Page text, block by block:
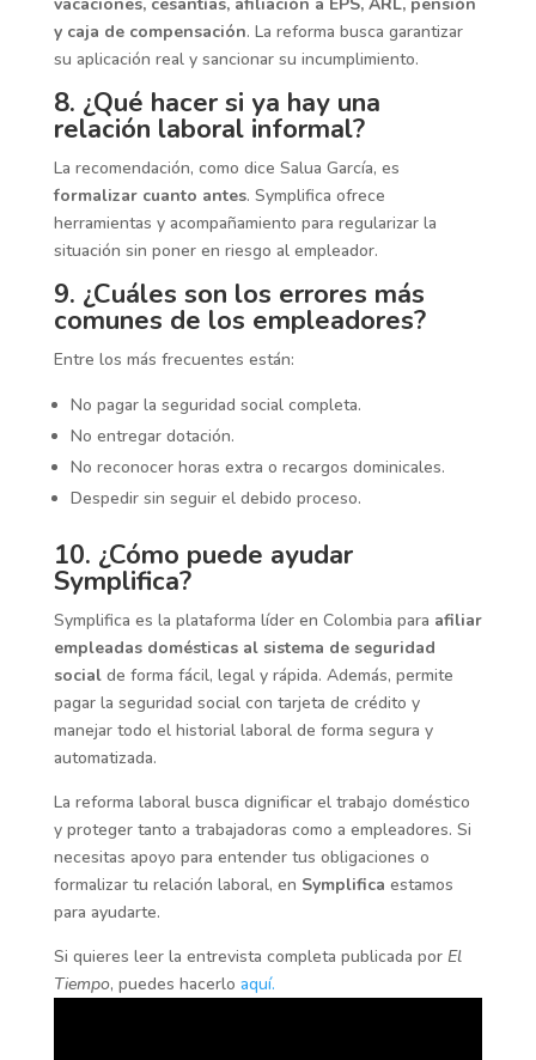
y caja de compensación. La reforma busca garantizar
su aplicación real y sancionar su incumplimiento.
8. ¿Qué hacer si ya hay una
relación laboral informal?
La recomendación, como dice Salua García, es
formalizar cuanto antes. Symplifica ofrece
herramientas y acompañamiento para regularizar la
situación sin poner en riesgo al empleador.
9. ¿Cuáles son los errores más
comunes de los empleadores?
Entre los más frecuentes están:
No pagar la seguridad social completa.
No entregar dotación.
No reconocer horas extra o recargos dominicales.
Despedir sin seguir el debido proceso.
10. ¿Cómo puede ayudar
Symplifica?
Symplifica es la plataforma líder en Colombia para afiliar
empleadas domésticas al sistema de seguridad
socialde forma fácil, legal y rápida. Además, permite
pagar la seguridad social con tarjeta de crédito y
manejar todo el historial laboral de forma segura y
automatizada.
La reforma laboral busca dignificar el trabajo doméstico
y proteger tanto a trabajadoras como a empleadores. Si
necesitas apoyo para entender tus obligaciones o
formalizar tu relación laboral, en Symplifica estamos
para ayudarte.
Si quieres leer la entrevista completa publicada por El
Tiempo, puedes hacerlo aquí.